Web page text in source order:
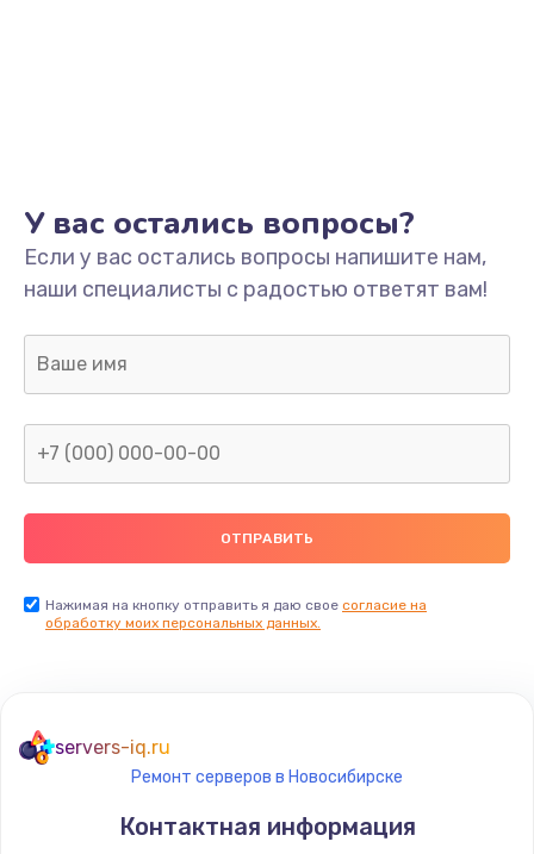
У вас остались вопросы?
Если у вас остались вопросы напишите нам,
наши специалисты с радостью ответят вам!
Нажимая на кнопку отправить я даю свое согласие на
обработку моих персональных данных.
servers-iq.ru
Ремонт серверов в Новосибирске
Контактная информация